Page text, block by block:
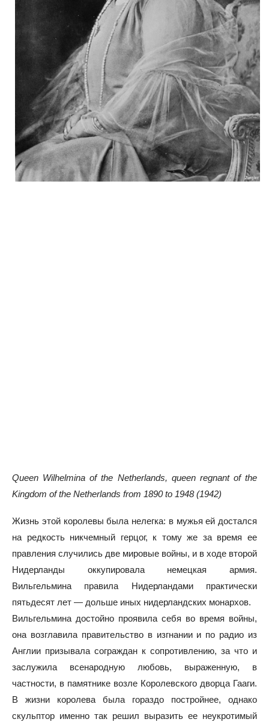
Queen Wilhelmina of the Netherlands, queen regnant of the
Kingdom of the Netherlands from 1890 to 1948 (1942)
Жизнь этой королевы была нелегка: в мужья ей достался
на редкость никчемный герцог, к тому же за время ее
правления случились две мировые войны, и в ходе второй
Нидерланды оккупировала немецкая армия.
Вильгельмина правила Нидерландами практически
пятьдесят лет — дольше иных нидерландских монархов.
Вильгельмина достойно проявила себя во время войны,
она возглавила правительство в изгнании и по радио из
Англии призывала сограждан к сопротивлению, за что и
заслужила всенародную любовь, выраженную, в
частности, в памятнике возле Королевского дворца Гааги.
В жизни королева была гораздо постройнее, однако
скульптор именно так решил выразить ее неукротимый